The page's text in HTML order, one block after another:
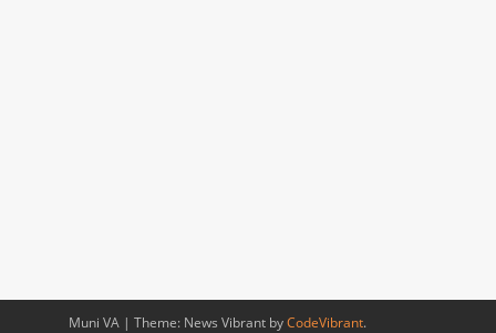
Muni VA | Theme: News Vibrant byCodeVibrant.